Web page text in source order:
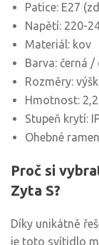
Patice: E27
Napětí: 220-
Materiál: kov
Barva: černá
Rozměry:
Hmotnost:
Stupeň krytí:
Ohebné
Proč si
Zyta S?
Díky unikátně
je toto svítidlo